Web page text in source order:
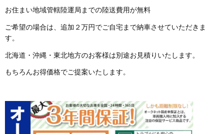
お住まい地域管轄陸運局までの陸送費用が無料
ご希望の場合は、追加２万円でご自宅まで納車させていただきま
す。
北海道・沖縄・東北地方のお客様は別途お見積りいたします。
もちろんお得価格でご提案いたします。